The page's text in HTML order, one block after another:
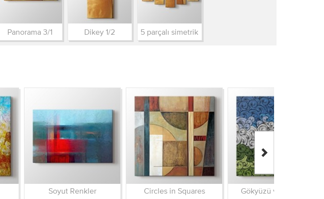
Panorama 3/1 Dikey 1/2 5 parçalı simetrik
Soyut Renkler Circles in Squares Gökyüzü ve Yeryüzü